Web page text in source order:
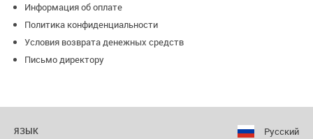
Информация об оплате
Политика конфиденциальности
Условия возврата денежных средств
Письмо директору
ЯЗЫК Русский